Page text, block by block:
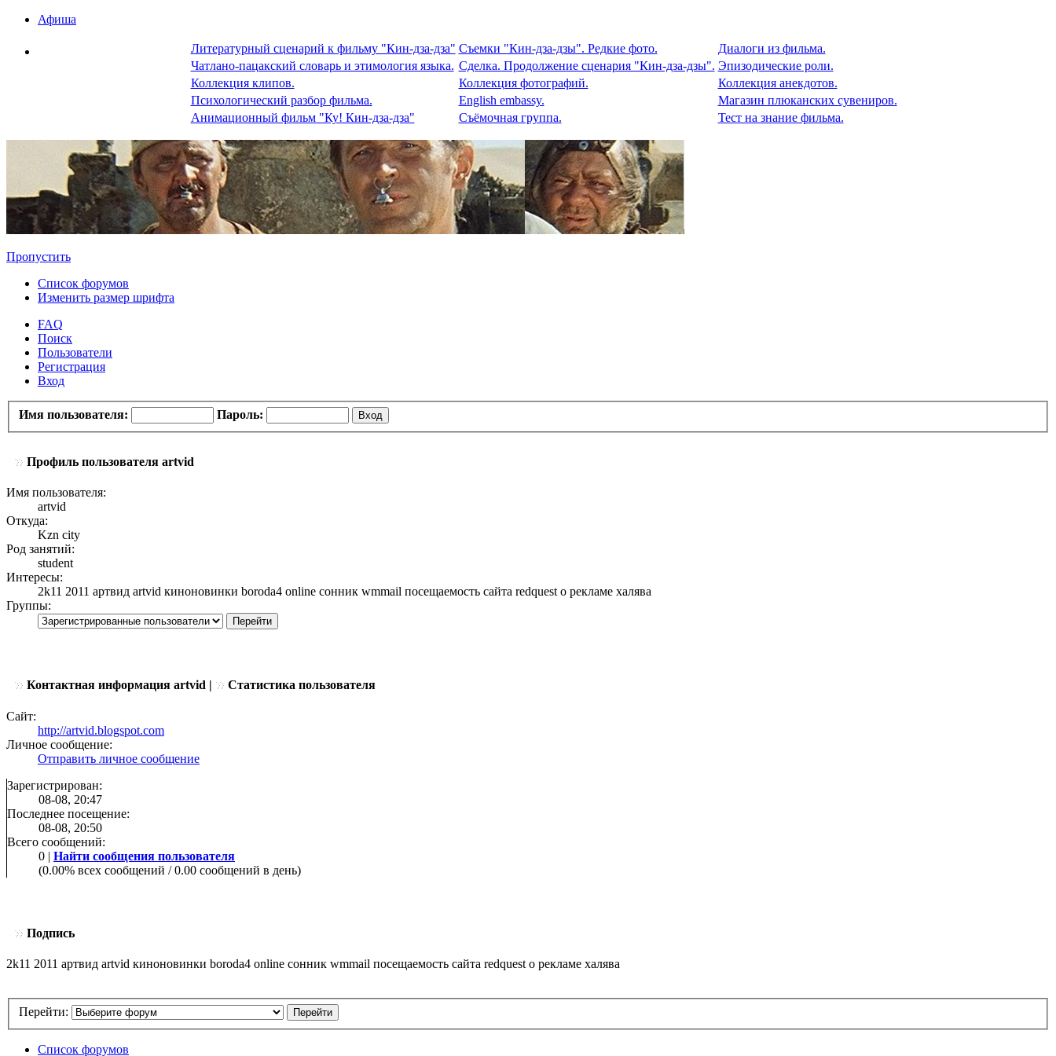
Афиша
Литературный сценарий к фильму "Кин-дза-дза" Съемки "Кин-дза-дзы". Редкие фото.
Диалоги из фильма.
Чатлано-пацакский словарь и этимология языка. Сделка. Продолжение сценария "Кин-дза-дзы". Эпизодические роли.
Коллекция клипов.
Коллекция фотографий.
Коллекция анекдотов.
Психологический разбор фильма.
English embassy.
Магазин плюканских сувениров.
Анимационный фильм "Ку! Кин-дза-дза"
Съёмочная группа. Тест на знание фильма.
Пропустить
Список форумов
Изменить размер шрифта
FAQ
Поиск
Пользователи
Регистрация
Вход
Имя пользователя: Пароль:
Профиль пользователя artvid
Имя пользователя:
artvid
Откуда:
Kzn city
Род занятий:
student
Интересы:
2k11 2011 артвид artvid киноновинки boroda4 online сонник wmmail посещаемость сайта redquest о рекламе халява
Группы:
Контактная информация artvid | Статистика пользователя
Сайт:
http://artvid.blogspot.com
Личное сообщение:
Отправить личное сообщение
Зарегистрирован:
08-08, 20:47
Последнее посещение:
08-08, 20:50
Всего сообщений:
0 | Найти сообщения пользователя
(0.00% всех сообщений / 0.00 сообщений в день)
Подпись
2k11 2011 артвид artvid киноновинки boroda4 online сонник wmmail посещаемость сайта redquest о рекламе халява
Перейти:
Список форумов